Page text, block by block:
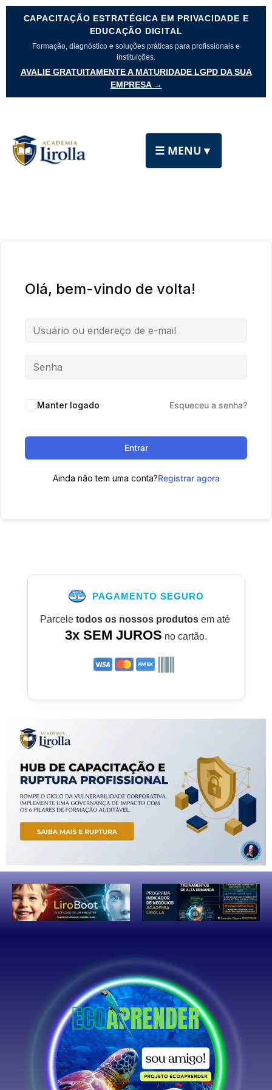
CAPACITAÇÃO ESTRATÉGICA EM PRIVACIDADE E
EDUCAÇÃO DIGITAL
Formação, diagnóstico e soluções práticas para profissionais e
instituições.
AVALIE GRATUITAMENTE A MATURIDADE LGPD DA SUA
EMPRESA →
☰ MENU ▼
Olá, bem-vindo de volta!
Manter logado Esqueceu a senha?
Entrar
Ainda não tem uma conta?Registrar agora
PAGAMENTO SEGURO
Parcele todos os nossos produtosem até
3x SEM JUROS no cartão.